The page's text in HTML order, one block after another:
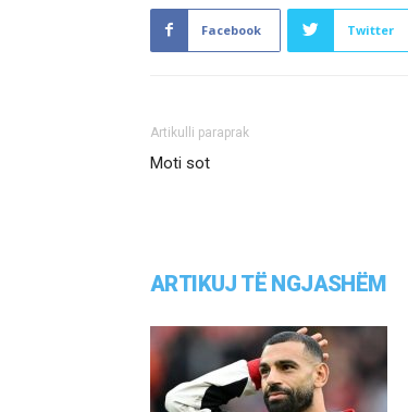
Facebook Twitter
Artikulli paraprak
Moti sot
ARTIKUJ TË NGJASHËM